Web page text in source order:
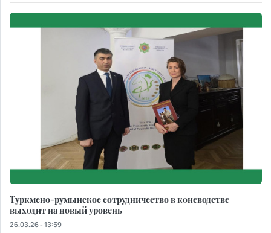
Туркмено-румынское сотрудничество в коневодстве
выходит на новый уровень
26.03.26 - 13:59